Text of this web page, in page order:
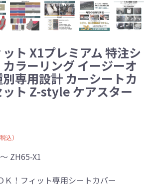
ト X1プレミアム 特注シ
ラーリング イージーオ
専用設計 カーシートカ
ット Z-style ケアスター
税込）
ZH65-X1
Ｋ！フィット専用シートカバー